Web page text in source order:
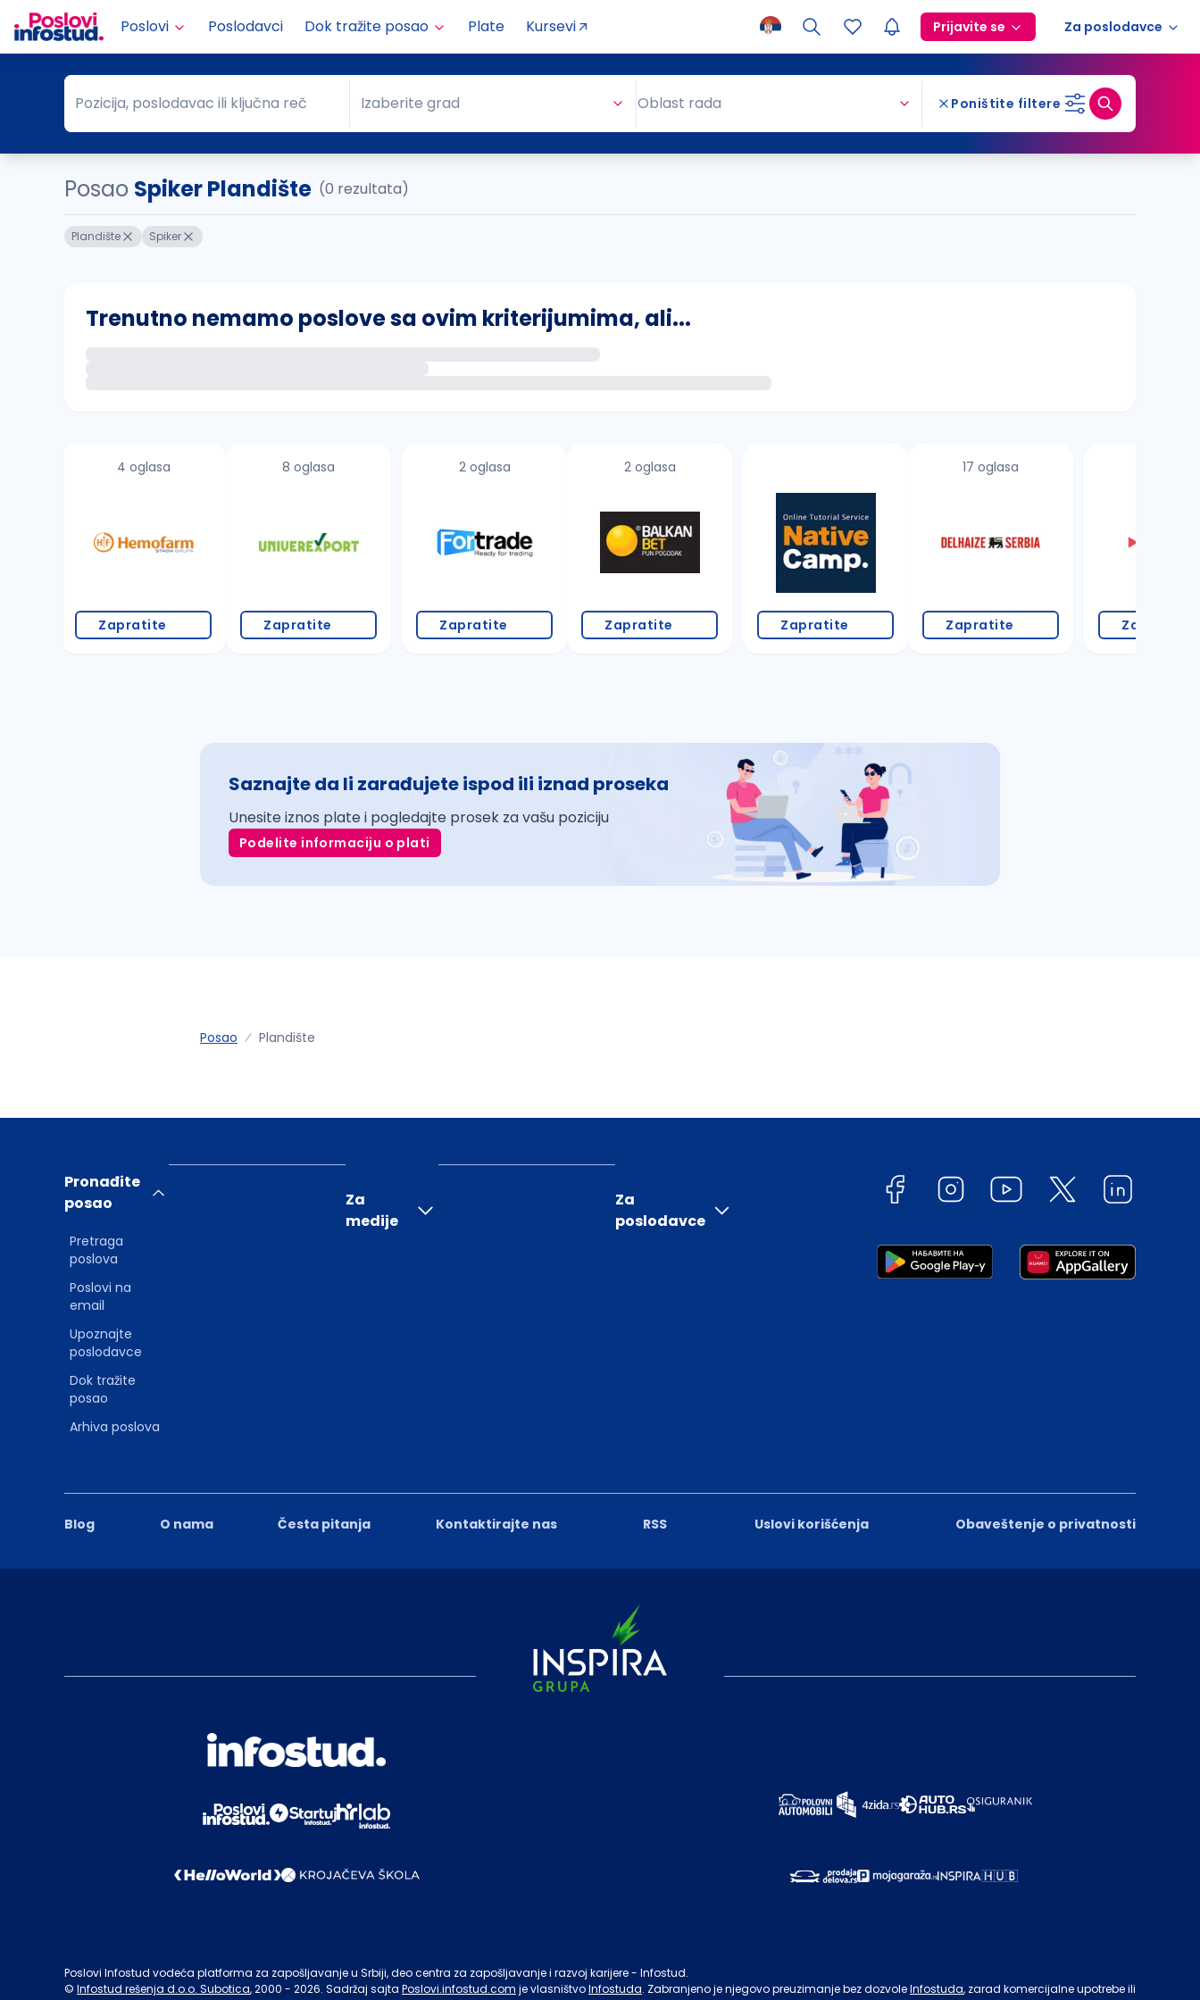
Poslovi Poslodavci Dok tražite posao Plate Kursevi Prijavite se Za poslodavce
Pozicija, poslodavac ili ključna reč
Pozicija, poslodavac ili ključna reč Grad
Izaberite grad Oblast rada Poništite filtere
Posao Spiker Plandište (0 rezultata)
Plandište Spiker
Trenutno nemamo poslove sa ovim kriterijumima, ali...
proverite pravopisne greške (koristite č, ć, š, đ, ž, dž)
4 oglasa
Zapratite
8 oglasa
Zapratite
2 oglasa
Zapratite
2 oglasa
Zapratite Zapratite
17 oglasa
Zapratite Zapratite
Saznajte da li zarađujete ispod ili iznad proseka
Unesite iznos plate i pogledajte prosek za vašu poziciju
Podelite informaciju o plati
Posao Plandište
Blog O nama Česta pitanja Kontaktirajte nas RSS Uslovi korišćenja Obaveštenje o privatnosti
Pronađite
posao
Pretraga
poslova
Poslovi na
email
Upoznajte
poslodavce
Dok tražite
posao
Arhiva poslova
Za
medije
Za
poslodavce
Poslovi Infostud vodeća platforma za zapošljavanje u Srbiji, deo centra za zapošljavanje i razvoj karijere - Infostud.
© Infostud rešenja d.o.o. Subotica, 2000 - 2026. Sadržaj sajta Poslovi.infostud.com je vlasništvoInfostuda. Zabranjeno je njegovo preuzimanje bez dozvoleInfostuda, zarad komercijalne upotrebe ili